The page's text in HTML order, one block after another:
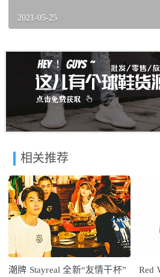
2021-05-25
相关推荐
潮牌 Stayreal 全新“友情干杯”
Red